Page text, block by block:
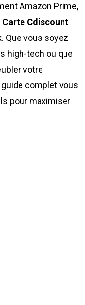
Amazon Prime,
Carte Cdiscount
Que vous soyez
high-tech ou que
votre
complet vous
pour maximiser